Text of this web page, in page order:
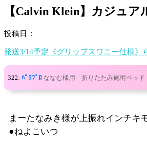
【Calvin Klein】カジュ
投稿日：
発送3/14予定《グリップスワニー仕様
322: ﾊﾟﾜﾌﾟﾛ ななむ様用 折りたたみ施術ベッド
まーたなみき様が上振れインチキ
●ねよこいつ